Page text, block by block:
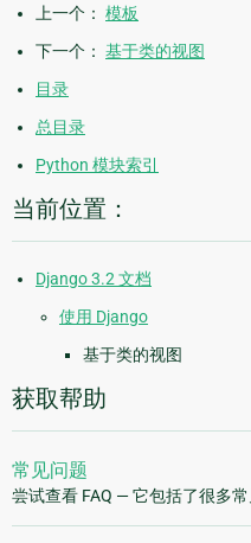
上一个： 模板
下一个： 基于类的视图
目录
总目录
Python 模块索引
当前位置：
Django 3.2 文档
使用 Django
基于类的视图
获取帮助
常见问题
尝试查看 FAQ — 它包括了很多